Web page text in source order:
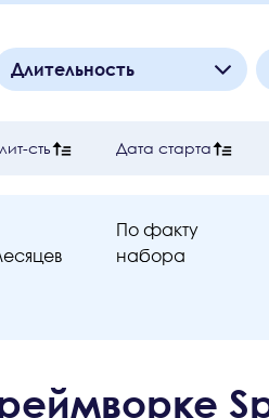
Длительность
сть Дата старта
По факту
набора